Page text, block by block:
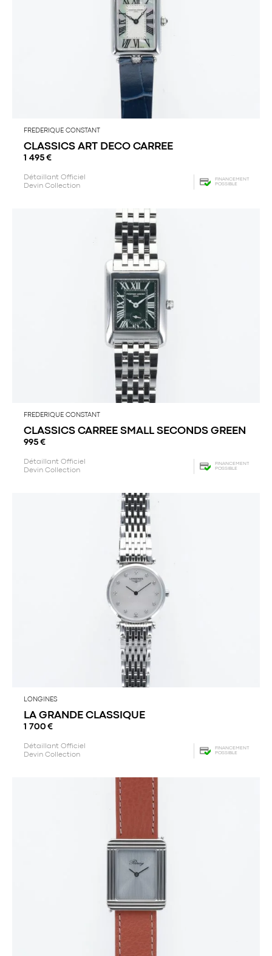
FREDERIQUE CONSTANT
CLASSICS ART DECO CARREE
1 495 €
Détaillant Officiel
Devin Collection
FINANCEMENT
POSSIBLE
FREDERIQUE CONSTANT
CLASSICS CARREE SMALL SECONDS GREEN
995 €
Détaillant Officiel
Devin Collection
FINANCEMENT
POSSIBLE
LONGINES
LA GRANDE CLASSIQUE
1 700 €
Détaillant Officiel
Devin Collection
FINANCEMENT
POSSIBLE